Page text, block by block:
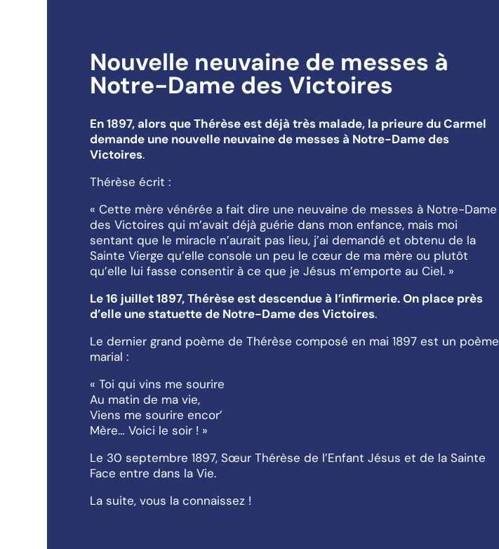
Nouvelle neuvaine de messes à
Notre-Dame des Victoires
En 1897, alors que Thérèse est déjà très malade, la prieure du Carmel
demande une nouvelle neuvaine de messes à Notre-Dame des
Victoires.
Thérèse écrit :
« Cette mère vénérée a fait dire une neuvaine de messes à Notre-Dame
des Victoires qui m’avait déjà guérie dans mon enfance, mais moi
sentant que le miracle n’aurait pas lieu, j’ai demandé et obtenu de la
Sainte Vierge qu’elle console un peu le cœur de ma mère ou plutôt
qu’elle lui fasse consentir à ce que je Jésus m’emporte au Ciel. »
Le 16 juillet 1897, Thérèse est descendue à l’infirmerie. On place près
d’elle une statuette de Notre-Dame des Victoires.
Le dernier grand poème de Thérèse composé en mai 1897 est un poème
marial :
« Toi qui vins me sourire
Au matin de ma vie,
Viens me sourire encor’
Mère… Voici le soir ! »
Le 30 septembre 1897, Sœur Thérèse de l’Enfant Jésus et de la Sainte
Face entre dans la Vie.
La suite, vous la connaissez !